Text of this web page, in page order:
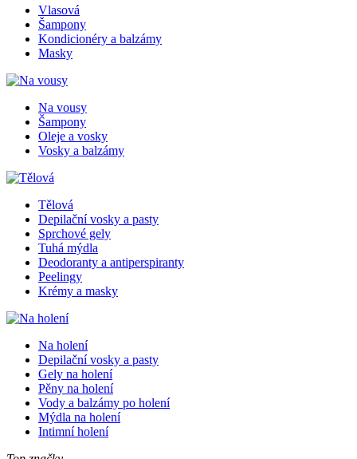
Vlasová
Šampony
Kondicionéry a balzámy
Masky
Na vousy
Šampony
Oleje a vosky
Vosky a balzámy
Tělová
Depilační vosky a pasty
Sprchové gely
Tuhá mýdla
Deodoranty a antiperspiranty
Peelingy
Krémy a masky
Na holení
Depilační vosky a pasty
Gely na holení
Pěny na holení
Vody a balzámy po holení
Mýdla na holení
Intimní holení